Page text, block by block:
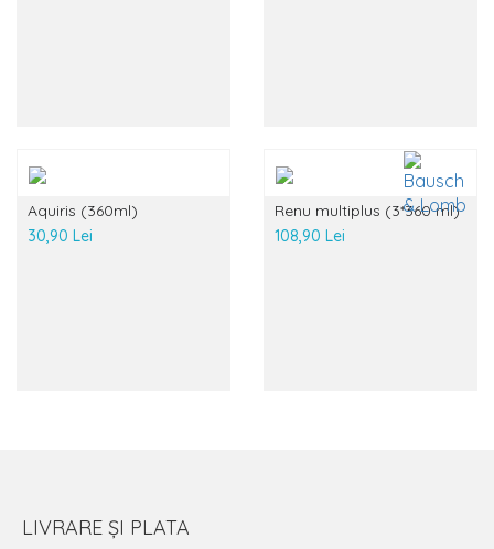
Aquiris (360ml)
30,90 Lei
Renu multiplus (3*360 ml)
108,90 Lei
LIVRARE ȘI PLATA